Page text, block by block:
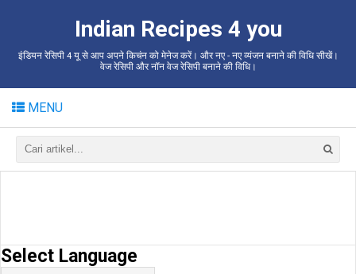
Indian Recipes 4 you
इंडियन रेसिपी 4 यू से आप अपने किचंन को मेनेज करें। और नए - नए व्यंजन बनाने की विधि सीखें।
वेज रेसिपी और नॉन वेज रेसिपी बनाने की विधि।
MENU
Select Language